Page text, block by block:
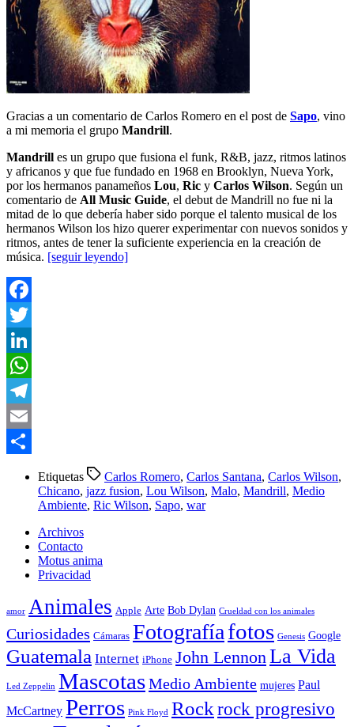
Gracias a un comentario de Carlos Romero en el post de Sapo, vino
a mi memoria el grupo Mandrill.
Mandrill es un grupo que fusiona el funk, R&B, jazz, ritmos latinos
y africanos y que fue fundado en 1968 en Brooklyn, Nueva York,
por los hermanos panameños Lou, Ric y Carlos Wilson. Según un
comentario de All Music Guide, el debut de Mandrill no fue ni la
mitad de lo que debería haber sido porque el talento musical de los
hermanos Wilson los hizo querer experimentar con nuevos sonidos y
ritmos, antes de tener la suficiente experiencia en la creación de
música. [seguir leyendo]
Facebook
Twitter
LinkedIn
WhatsApp
Telegram
Email
Etiquetas Carlos Romero, Carlos Santana, Carlos Wilson,
Chicano, jazz fusion, Lou Wilson, Malo, Mandrill, Medio
Ambiente, Ric Wilson, Sapo, war
Archivos
Contacto
Motus anima
Privacidad
amor Animales Apple Arte Bob Dylan Crueldad con los animales
Curiosidades Cámaras Fotografíafotos Genesis Google
Guatemala Internet iPhone John Lennon La Vida
Led Zeppelin MascotasMedio Ambiente mujeres Paul
McCartney Perros Pink Floyd Rock rock progresivo